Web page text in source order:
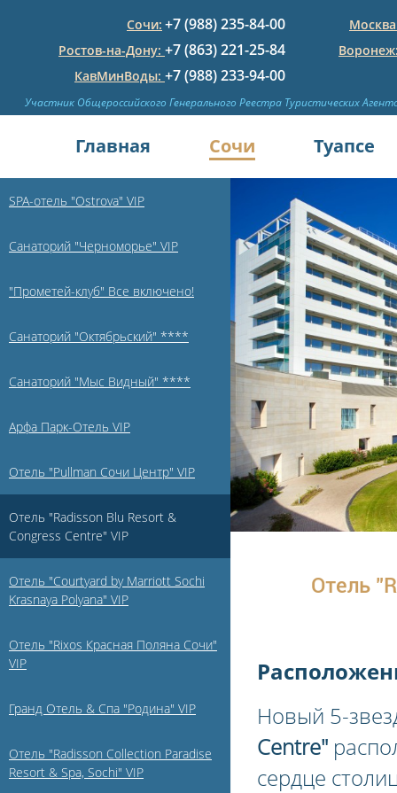
Сочи: +7 (988) 235-84-00
Ростов-на-Дону: +7 (863) 221-25-84
КавМинВоды: +7 (988) 233-94-00
Участник Общероссийского Генерального Реестра Туристических
Главная Сочи Туапсе
SPA-отель "Ostrova" VIP
Санаторий "Черноморье" VIP
"Прометей-клуб" Все включено!
Санаторий "Октябрьский" ****
Санаторий "Мыс Видный" ****
Арфа Парк-Отель VIP
Отель "Pullman Сочи Центр" VIP
Отель "Radisson Blu Resort &
Congress Centre" VIP
Отель "Courtyard by Marriott Sochi
Krasnaya Polyana" VIP
Отель "Rixos Красная Поляна Сочи"
VIP
Гранд Отель & Спа "Родина" VIP
Отель "Radisson Collection Paradise
Resort & Spa, Sochi" VIP
Отель
Новый 5-
Centre"
сердце